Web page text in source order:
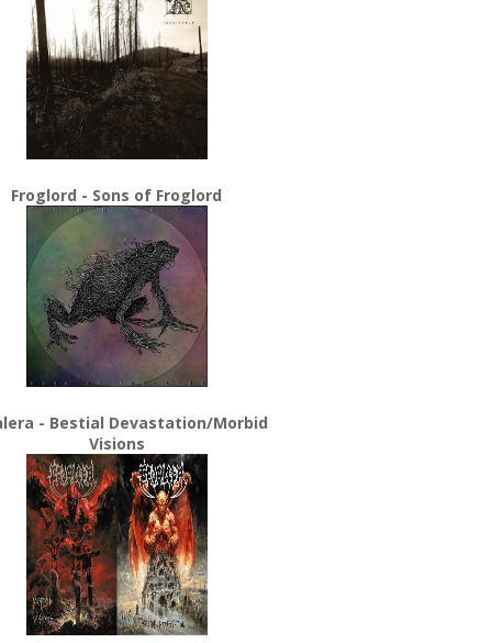
Froglord - Sons of Froglord
- Bestial Devastation/Morbid
Visions